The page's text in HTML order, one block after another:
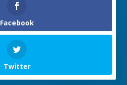
Facebook
Twitter